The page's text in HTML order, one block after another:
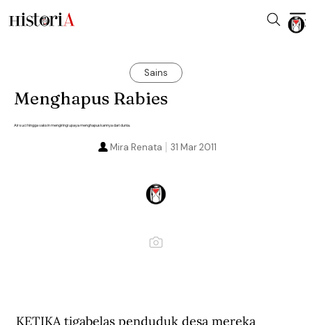
Sains
Menghapus Rabies
Air suci hingga vaksin mengiringi upaya menghapuskannya dari dunia.
31 Mar 2011
Mira Renata
KETIKA tigabelas penduduk desa mereka